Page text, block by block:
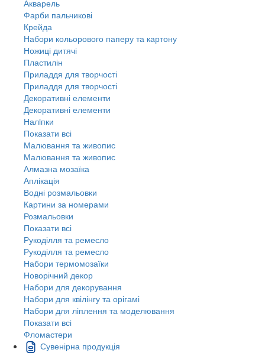
Акварель
Фарби пальчикові
Крейда
Набори кольорового паперу та картону
Ножиці дитячі
Пластилін
Приладдя для творчості
Приладдя для творчості
Декоративні елементи
Декоративні елементи
Налiпки
Показати всі
Малювання та живопис
Малювання та живопис
Алмазна мозаїка
Аплікація
Водні розмальовки
Картини за номерами
Розмальовки
Показати всі
Рукоділля та ремесло
Рукоділля та ремесло
Набори термомозаїки
Новорічний декор
Набори для декорування
Набори для квілінгу та орігамі
Набори для ліплення та моделювання
Показати всі
Фломастери
Сувенірна продукція